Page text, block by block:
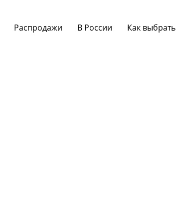
Распродажи В России Как выбрать